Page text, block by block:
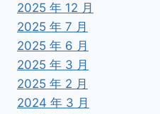
2025 年 12 月
2025 年 7 月
2025 年 6 月
2025 年 3 月
2025 年 2 月
2024 年 3 月